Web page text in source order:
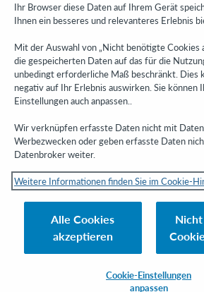
Get the latest product updates, research,
right to your inbox.
Subscribe now
© 2023 OCLC
OCLC, Inc. und verbundenen Unternehmen
Cookie-Hinweis Cookie list and settings
Privacy
Ihr Browser diese Daten auf Ihrem Gerät
Ihnen ein besseres und relevanteres Erlebnis
Mit der Auswahl von „Nicht benötigte Cookies
die gespeicherten Daten auf das für die
unbedingt erforderliche Maß beschränkt. Dies
negativ auf Ihr Erlebnis auswirken. Sie können
Einstellungen auch anpassen..
Wir verknüpfen erfasste Daten nicht mit
Werbezwecken oder geben erfasste Daten
Datenbroker weiter.
Weitere Informationen finden Sie im Cookie-
Alle Cookies
akzeptieren
Cookie-Einstellungen
anpassen